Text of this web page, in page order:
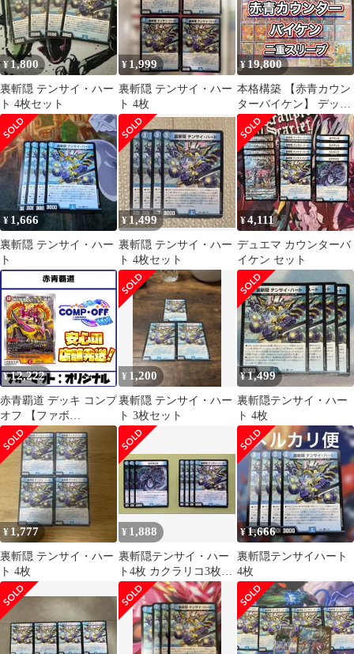
¥ 1,800
裏斬隠 テンサイ・ハー
ト 4枚セット
¥ 1,999
裏斬隠 テンサイ・ハー
ト 4枚
¥19,800
本格構築 【赤青カウン
ターバイケン】 デッキ
＆2重スリーブ
¥ 1,666
裏斬隠 テンサイ・ハー
ト
¥1,499
裏斬隠 テンサイ・ハー
ト 4枚セット
¥4,111
デュエマ カウンターバ
イケン セット
¥12,222
赤青覇道 デッキ コンプ
オフ 【ファボ
DM1175】
¥ 1,200
裏斬隠 テンサイ・ハー
ト 3枚セット
¥1,499
裏斬隠テンサイ・ハー
ト 4枚
¥ 1,777
裏斬隠 テンサイ・ハー
ト 4枚
¥ 1,888
裏斬隠テンサイ・ハー
ト4枚 カクラリコ3枚セ
ット
¥1,666
裏斬隠テンサイハート
4枚